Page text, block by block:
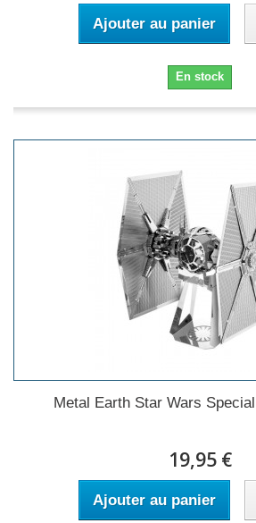
Ajouter au panier
En stock
Metal Earth Star Wars
19,95 €
Ajouter au panier